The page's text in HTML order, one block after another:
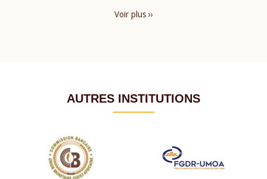
Voir plus ››
AUTRES INSTITUTIONS